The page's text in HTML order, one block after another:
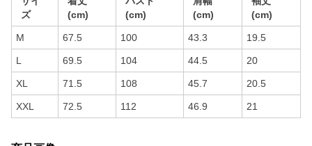
ズ
(cm)
(cm)
(cm)
(cm)
M 67.5 100 43.3 19.5
L 69.5 104 44.5 20
XL 71.5 108 45.7 20.5
XXL 72.5 112 46.9 21